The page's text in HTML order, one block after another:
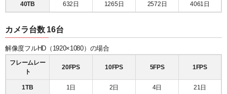
40TB 632日 1265日 2572日 4061日
カメラ台数 16台
解像度フルHD（1920×1080）の場合
フレームレー
ト
20FPS 10FPS 5FPS 1FPS
1TB 1日 2日 4日 21日